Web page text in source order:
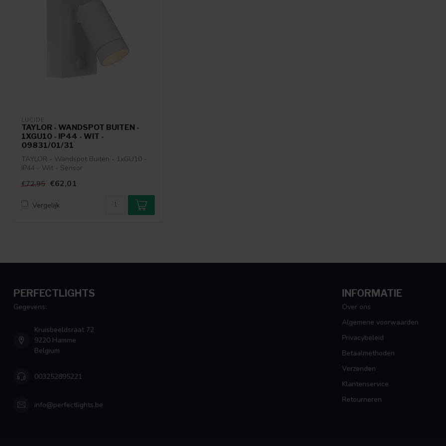
LUCIDE
TAYLOR - WANDSPOT BUITEN -
1XGU10 - IP44 - WIT -
09831/01/31
TAYLOR - Wandspot Buiten - 1xGU10 -
IP44 - Wit - Sensor
€72,95 €62,01
Vergelijk
PERFECTLIGHTS
Gegevens:
Kruisbeeldsraat 72
9220 Hamme
Belgium
003252895221
info@perfectlights.be
INFORMATIE
Over ons
Algemene voorwaarden
Privacybeleid
Betaalmethoden
Verzenden
Klantenservice
Retourneren